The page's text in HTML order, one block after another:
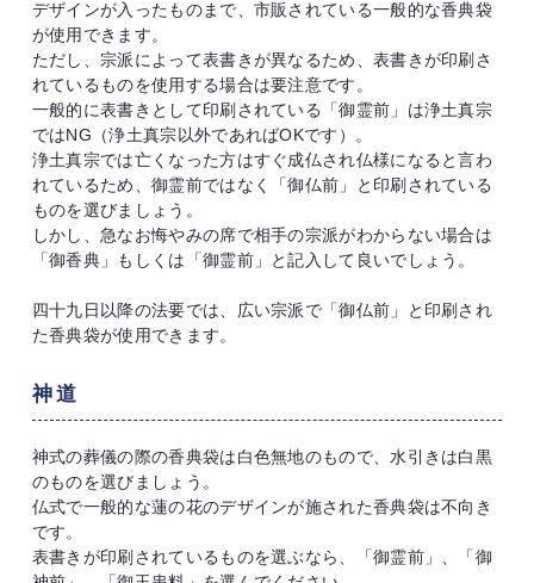
デザインが入ったものまで、市販されている一般的な香典袋
が使用できます。
ただし、宗派によって表書きが異なるため、表書きが印刷さ
れているものを使用する場合は要注意です。
一般的に表書きとして印刷されている「御霊前」は浄土真宗
ではNG（浄土真宗以外であればOKです）。
浄土真宗では亡くなった方はすぐ成仏され仏様になると言わ
れているため、御霊前ではなく「御仏前」と印刷されている
ものを選びましょう。
しかし、急なお悔やみの席で相手の宗派がわからない場合は
「御香典」もしくは「御霊前」と記入して良いでしょう。
四十九日以降の法要では、広い宗派で「御仏前」と印刷され
た香典袋が使用できます。
神道
神式の葬儀の際の香典袋は白色無地のもので、水引きは白黒
のものを選びましょう。
仏式で一般的な蓮の花のデザインが施された香典袋は不向き
です。
表書きが印刷されているものを選ぶなら、「御霊前」、「御